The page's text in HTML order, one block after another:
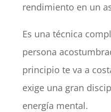
rendimiento en un
Es una técnica
persona
principio te va a
exige una gran
energía mental.